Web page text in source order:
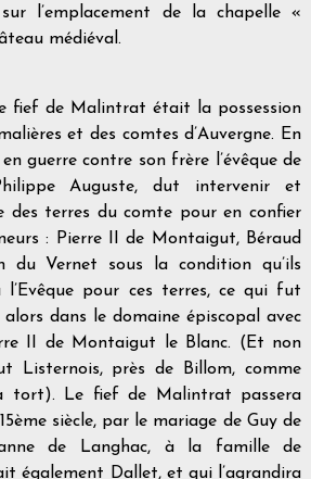
l’emplacement de la chapelle «
médiéval.
fief de Malintrat était la possession
et des comtes d’Auvergne. En
guerre contre son frère l’évêque de
Auguste, dut intervenir et
des terres du comte pour en confier
: Pierre II de Montaigut, Béraud
du Vernet sous la condition qu’ils
l’Evêque pour ces terres, ce qui fut
dans le domaine épiscopal avec
II de Montaigut le Blanc. (Et non
Listernois, près de Billom, comme
tort). Le fief de Malintrat passera
siècle, par le mariage de Guy de
de Langhac, à la famille de
également Dallet, et qui l’agrandira